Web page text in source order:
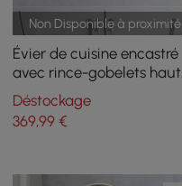
Non Disponible à proximité
Évier de cuisine encastré
avec rince-gobelets haute
pression, lave-verres, acier
inoxydable, doré
Déstockage
369,99 €